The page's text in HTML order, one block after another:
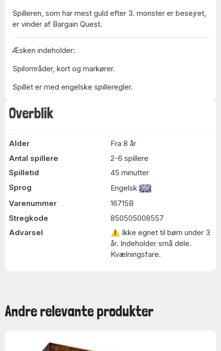
Overblik
Alder
Fra 8 år
Antal spillere
2-6 spillere
Spilletid
45 minutter
Sprog
Engelsk
Varenummer
16715B
Stregkode
850505008557
Advarsel
⚠ Ikke egnet til børn under 3
år. Indeholder små dele.
Kvælningsfare.
Spilleren, som har mest guld efter 3. monster er besejret,
er vinder af Bargain Quest.
Æsken indeholder:
Spilområder, kort og markører.
Spillet er med engelske spilleregler.
Andre relevante produkter